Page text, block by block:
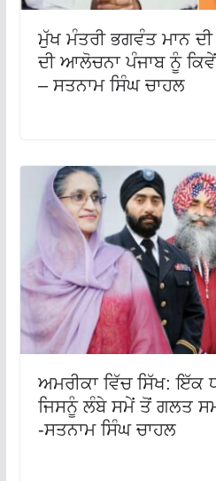
ਮੁੱਖ ਮੰਤਰੀ ਭਗਵੰਤ ਮਾਨ ਦੀ
ਦੀ ਆਲੋਚਨਾ ਪੰਜਾਬ ਨੂੰ ਕਿਵੇਂ
– ਸਤਨਾਮ ਸਿੰਘ ਚਾਹਲ
ਅਮਰੀਕਾ ਵਿੱਚ ਸਿੱਖ: ਇੱਕ
ਜਿਸਨੂੰ ਲੰਬੇ ਸਮੇਂ ਤੋਂ ਗਲਤ
-ਸਤਨਾਮ ਸਿੰਘ ਚਾਹਲ